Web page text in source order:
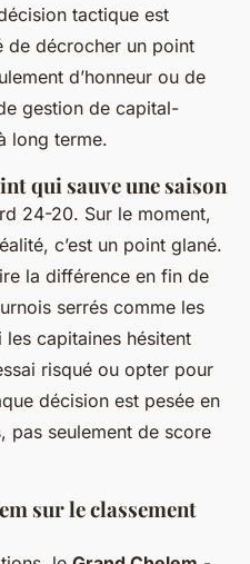
tactique est
de décrocher un point
d’honneur ou de
gestion de capital-
long terme.
qui sauve une saison
24-20. Sur le moment,
c’est un point glané.
la différence en fin de
serrés comme les
les capitaines hésitent
risqué ou opter pour
décision est pesée en
pas seulement de score
sur le classement